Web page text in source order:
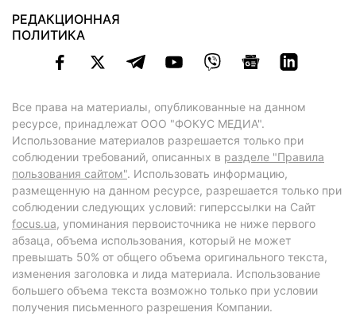
РЕДАКЦИОННАЯ
ПОЛИТИКА
Все права на материалы, опубликованные на данном
ресурсе, принадлежат ООО "ФОКУС МЕДИА".
Использование материалов разрешается только при
соблюдении требований, описанных в разделе "Правила
пользования сайтом". Использовать информацию,
размещенную на данном ресурсе, разрешается только при
соблюдении следующих условий: гиперссылки на Сайт
focus.ua, упоминания первоисточника не ниже первого
абзаца, объема использования, который не может
превышать 50% от общего объема оригинального текста,
изменения заголовка и лида материала. Использование
большего объема текста возможно только при условии
получения письменного разрешения Компании.